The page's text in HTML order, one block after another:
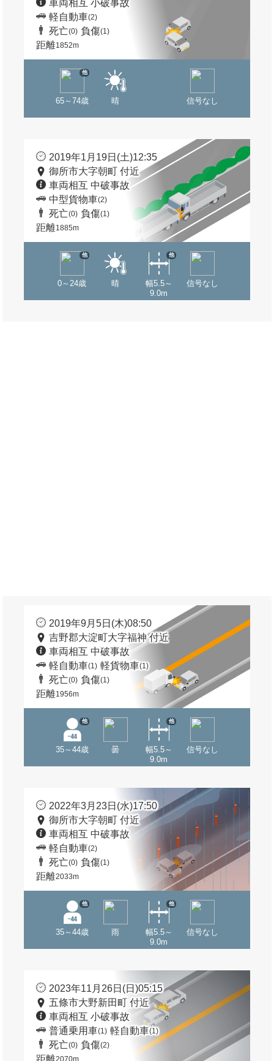
車両相互 小破事故
軽自動車(2)
死亡(0) 負傷(1)
距離1852m
65～74歳
他
晴 信号なし
2019年1月19日(土)12:35
御所市大字朝町 付近
車両相互 中破事故
中型貨物車(2)
死亡(0) 負傷(1)
距離1885m
0～24歳
他
晴
幅5.5～
9.0m
他
信号なし
2019年9月5日(木)08:50
吉野郡大淀町大字福神 付近
車両相互 中破事故
軽自動車(1) 軽貨物車(1)
死亡(0) 負傷(1)
距離1956m
35～44歳
他
曇
幅5.5～
9.0m
他
信号なし
2022年3月23日(水)17:50
御所市大字朝町 付近
車両相互 中破事故
軽自動車(2)
死亡(0) 負傷(1)
距離2033m
35～44歳
他
雨
幅5.5～
9.0m
他
信号なし
2023年11月26日(日)05:15
五條市大野新田町 付近
車両相互 小破事故
普通乗用車(1) 軽自動車(1)
死亡(0) 負傷(2)
距離2070m